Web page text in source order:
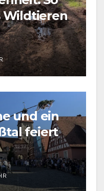
Wildtieren
und ein
feiert